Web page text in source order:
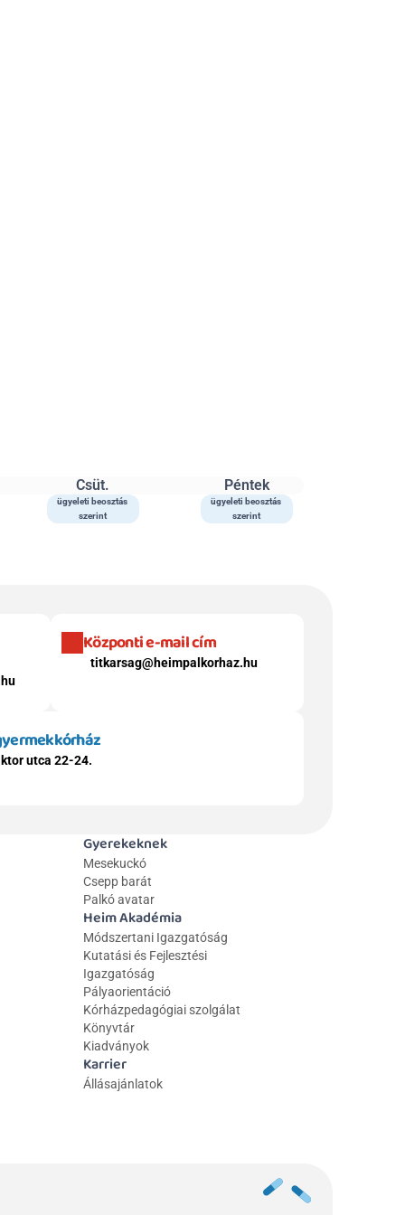
Csüt.
Péntek
ügyeleti beosztás
szerint
ügyeleti beosztás
szerint
Központi e-mail cím
titkarsag@heimpalkorhaz.hu
utca 22-24.
Gyerekeknek
Mesekuckó
Csepp barát
Palkó avatar
Heim Akadémia
Módszertani Igazgatóság
Kutatási és Fejlesztési
Igazgatóság
Pályaorientáció
Kórházpedagógiai szolgálat
Könyvtár
Kiadványok
Karrier
Állásajánlatok